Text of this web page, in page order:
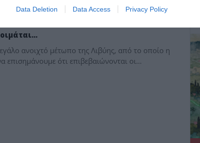
Data Deletion Data Access Privacy Policy
ανοιχτό μέτωπο της Λιβύης, από το οποίο η
επισημάνουμε ότι επιβεβαιώνονται οι…